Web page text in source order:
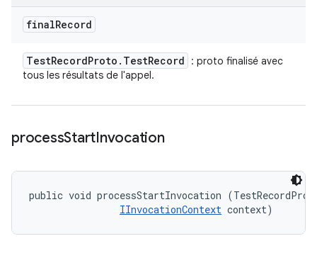
finalRecord
TestRecordProto . TestRecord
: proto finalisé avec
tous les résultats de l'appel.
processStartInvocation
public void processStartInvocation
IInvocationContext context)